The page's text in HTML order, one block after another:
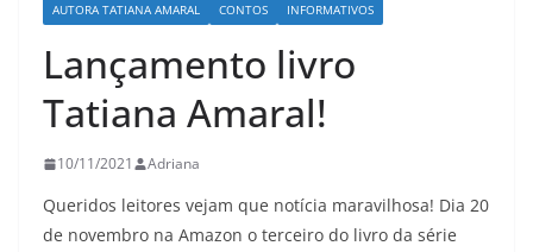
AUTORA TATIANA AMARAL CONTOS INFORMATIVOS
Lançamento livro
Tatiana Amaral!
10/11/2021 Adriana
Queridos leitores vejam que notícia maravilhosa! Dia 20
de novembro na Amazon o terceiro do livro da série